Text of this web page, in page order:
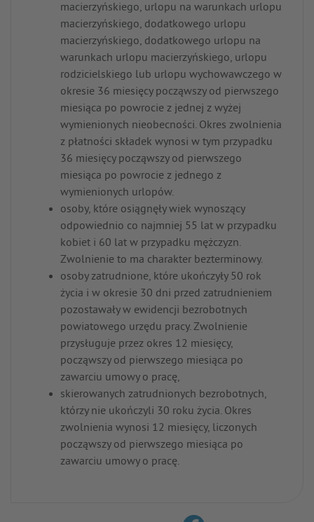
macierzyńskiego, urlopu na warunkach urlopu
macierzyńskiego, dodatkowego urlopu
macierzyńskiego, dodatkowego urlopu na
warunkach urlopu macierzyńskiego, urlopu
rodzicielskiego lub urlopu wychowawczego w
okresie 36 miesięcy począwszy od pierwszego
miesiąca po powrocie z jednej z wyżej
wymienionych nieobecności. Okres zwolnienia
z płatności składek wynosi w tym przypadku
36 miesięcy począwszy od pierwszego
miesiąca po powrocie z jednego z
wymienionych urlopów.
osoby, które osiągnęły wiek wynoszący
odpowiednio co najmniej 55 lat w przypadku
kobiet i 60 lat w przypadku mężczyzn.
Zwolnienie to ma charakter bezterminowy.
osoby zatrudnione, które ukończyły 50 rok
życia i w okresie 30 dni przed zatrudnieniem
pozostawały w ewidencji bezrobotnych
powiatowego urzędu pracy. Zwolnienie
przysługuje przez okres 12 miesięcy,
począwszy od pierwszego miesiąca po
zawarciu umowy o pracę,
skierowanych zatrudnionych bezrobotnych,
którzy nie ukończyli 30 roku życia. Okres
zwolnienia wynosi 12 miesięcy, liczonych
począwszy od pierwszego miesiąca po
zawarciu umowy o pracę.